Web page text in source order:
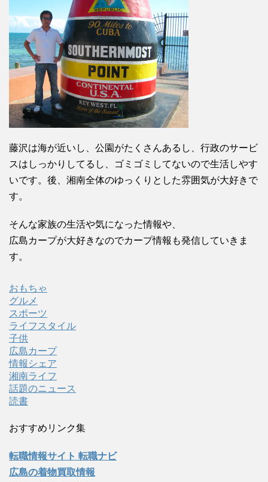
藤沢は海が近いし、公園がたくさんあるし、行政のサービ
スはしっかりしてるし、ゴミゴミしてないので生活しやす
いです。後、湘南全体のゆっくりとした雰囲気が大好きで
す。
そんな家族の生活や気になった情報や、
広島カープが大好きなのでカープ情報も発信していきま
す。
おもちゃ
グルメ
スポーツ
ライフスタイル
子供
広島カープ
情報シェア
湘南ライフ
話題のニュース
読書
おすすめリンク集
転職情報サイト 転職ナビ
広島の着物買取情報